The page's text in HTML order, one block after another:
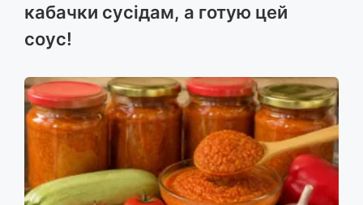
кабачки сусідам, а готую цей
соус!